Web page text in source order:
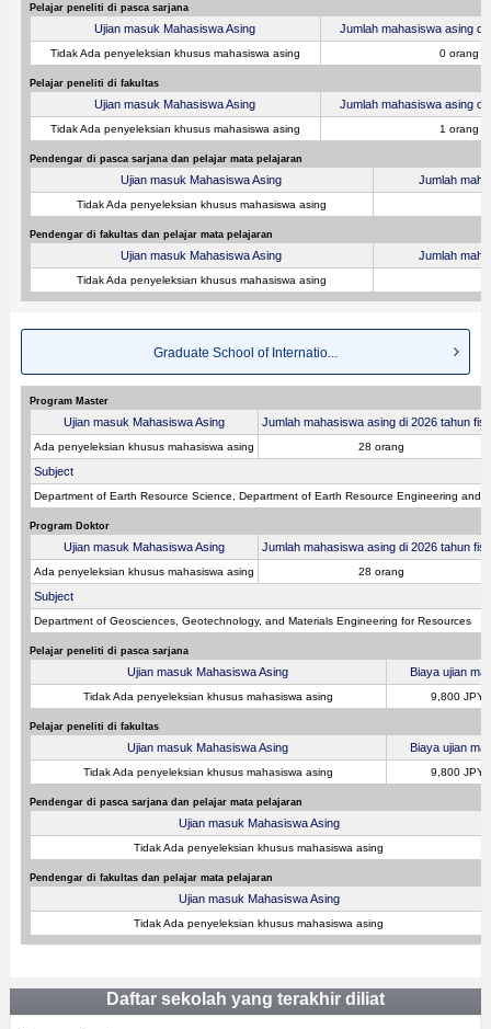
Pelajar peneliti di pasca sarjana
Ujian masuk Mahasiswa Asing Jumlah mahasiswa asing di
Tidak Ada penyeleksian khusus mahasiswa asing 0 orang
Pelajar peneliti di fakultas
Ujian masuk Mahasiswa Asing Jumlah mahasiswa asing di
Tidak Ada penyeleksian khusus mahasiswa asing 1 orang
Pendengar di pasca sarjana dan pelajar mata pelajaran
Ujian masuk Mahasiswa Asing Jumlah
Tidak Ada penyeleksian khusus mahasiswa asing
Pendengar di fakultas dan pelajar mata pelajaran
Ujian masuk Mahasiswa Asing Jumlah
Tidak Ada penyeleksian khusus mahasiswa asing
Graduate School of Internatio...
Program Master
Ujian masuk Mahasiswa Asing Jumlah mahasiswa asing di 2026 tahun
Ada penyeleksian khusus mahasiswa asing 28 orang
Subject
Department of Earth Resource Science, Department of Earth Resource Engineering and
Program Doktor
Ujian masuk Mahasiswa Asing Jumlah mahasiswa asing di 2026 tahun
Ada penyeleksian khusus mahasiswa asing 28 orang
Subject
Department of Geosciences, Geotechnology, and Materials Engineering for Resources
Pelajar peneliti di pasca sarjana
Ujian masuk Mahasiswa Asing Biaya ujian
Tidak Ada penyeleksian khusus mahasiswa asing 9,800 JPY
Pelajar peneliti di fakultas
Ujian masuk Mahasiswa Asing Biaya ujian
Tidak Ada penyeleksian khusus mahasiswa asing 9,800 JPY
Pendengar di pasca sarjana dan pelajar mata pelajaran
Ujian masuk Mahasiswa Asing
Tidak Ada penyeleksian khusus mahasiswa asing
Pendengar di fakultas dan pelajar mata pelajaran
Ujian masuk Mahasiswa Asing
Tidak Ada penyeleksian khusus mahasiswa asing
Daftar sekolah yang terakhir diliat